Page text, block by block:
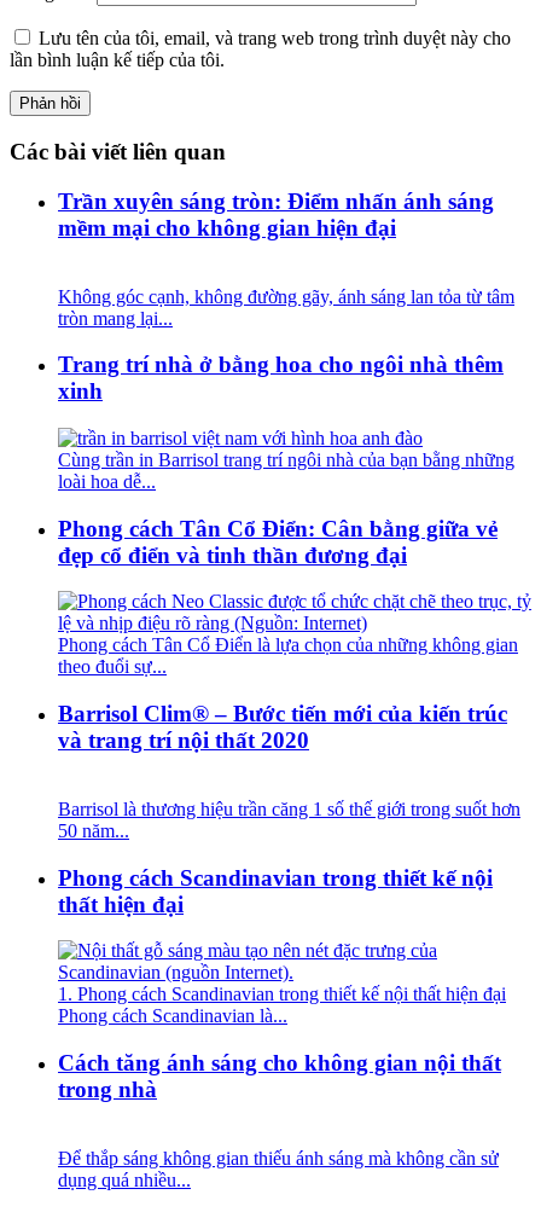
Lưu tên của tôi, email, và trang web trong trình duyệt này cho
lần bình luận kế tiếp của tôi.
Các bài viết liên quan
Trần xuyên sáng tròn: Điểm nhấn ánh sáng
mềm mại cho không gian hiện đại
Không góc cạnh, không đường gãy, ánh sáng lan tỏa từ tâm
tròn mang lại...
Trang trí nhà ở bằng hoa cho ngôi nhà thêm
xinh
Cùng trần in Barrisol trang trí ngôi nhà của bạn bằng những
loài hoa dễ...
Phong cách Tân Cổ Điển: Cân bằng giữa vẻ
đẹp cổ điển và tinh thần đương đại
Phong cách Tân Cổ Điển là lựa chọn của những không gian
theo đuổi sự...
Barrisol Clim® – Bước tiến mới của kiến trúc
và trang trí nội thất 2020
Barrisol là thương hiệu trần căng 1 số thế giới trong suốt hơn
50 năm...
Phong cách Scandinavian trong thiết kế nội
thất hiện đại
1. Phong cách Scandinavian trong thiết kế nội thất hiện đại
Phong cách Scandinavian là...
Cách tăng ánh sáng cho không gian nội thất
trong nhà
Để thắp sáng không gian thiếu ánh sáng mà không cần sử
dụng quá nhiều...